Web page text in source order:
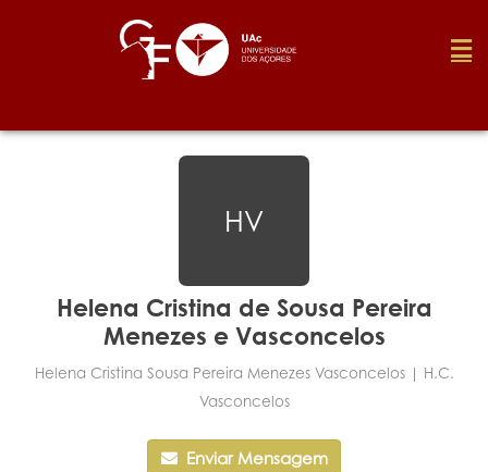
Fundação
Emprego
HV
Helena Cristina de Sousa Pereira
Menezes e Vasconcelos
Helena Cristina Sousa Pereira Menezes Vasconcelos | H.c.
Vasconcelos
Enviar Mensagem